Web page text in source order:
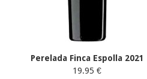
Perelada Finca Espolla 2021
19.95 €